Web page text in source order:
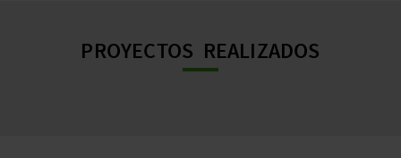
PROYECTOS REALIZADOS